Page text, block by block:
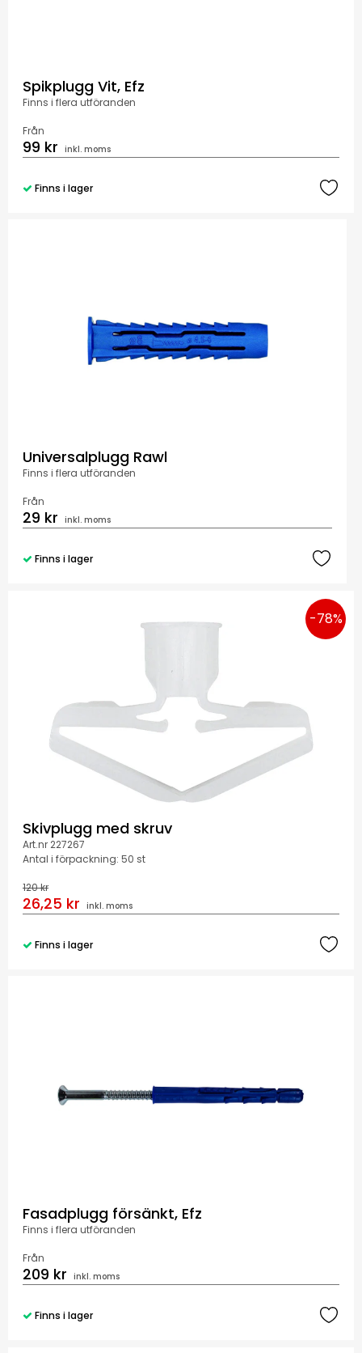
Spikplugg Vit, Efz
Finns i flera utföranden
Från
99 kr inkl. moms
Finns i lager
Universalplugg Rawl
Finns i flera utföranden
Från
29 kr inkl. moms
Finns i lager
-78%
Skivplugg med skruv
Art.nr 227267
Antal i förpackning: 50 st
120 kr
26,25 kr inkl. moms
Finns i lager
Fasadplugg försänkt, Efz
Finns i flera utföranden
Från
209 kr inkl. moms
Finns i lager